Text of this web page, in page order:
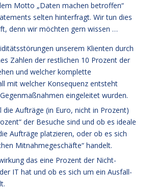
Motto „Daten machen betroffen“
selten hinterfragt. Wir tun dies
denn wir möchten gern wissen …
unserem Klienten durch
Zahlen der restlichen 10 Prozent der
und welcher komplette
mit welcher Konsequenz entsteht
eingeleitet wurden.
Aufträge (in Euro, nicht in Prozent)
der Besuche sind und ob es ideale
Aufträge platzieren, oder ob es sich
Mitnahmegeschäfte“ handelt.
das eine Prozent der Nicht-
IT hat und ob es sich um ein Ausfall-